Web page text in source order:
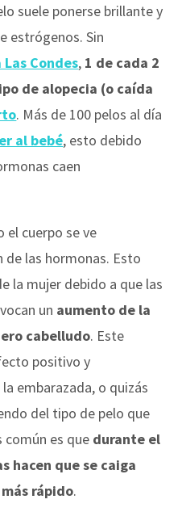
suele ponerse brillante y
estrógenos. Sin
Condes, 1 de cada 2
de alopecia (o caída
. Más de 100 pelos al día
al bebé, esto debido
caen
el cuerpo se ve
de las hormonas. Esto
la mujer debido a que las
un aumento de la
cabelludo. Este
positivo y
embarazada, o quizás
del tipo de pelo que
común es que durante el
hacen que se caiga
rápido.